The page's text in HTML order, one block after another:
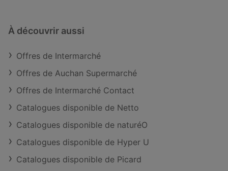
À découvrir aussi
Offres de Intermarché
Offres de Auchan Supermarché
Offres de Intermarché Contact
Catalogues disponible de Netto
Catalogues disponible de naturéO
Catalogues disponible de Hyper U
Catalogues disponible de Picard